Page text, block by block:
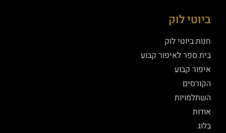
ביוטי לוק
חנות ביוטי לוק
בית ספר לאיפור קבוע
איפור קבוע
הקורסים
השתלמויות
אודות
בלוג